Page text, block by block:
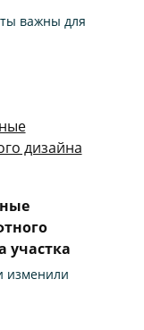
важны для
участка
изменили